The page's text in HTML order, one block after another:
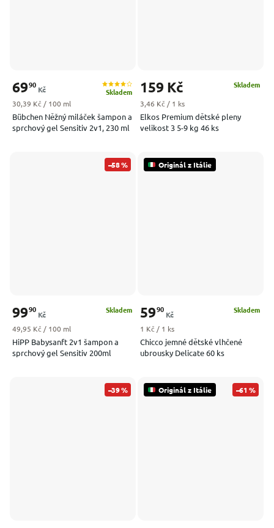
Bübchen Něžný miláček šampon a
sprchový gel Sensitiv 2v1, 230 ml
Skladem
6990
Kč
Měrná cena:
30,39 Kč / 100 ml
Elkos Premium dětské pleny
velikost 3 5-9 kg 46 ks
Skladem
159 Kč
Měrná cena:
3,46 Kč / 1 ks
–58 %
HiPP Babysanft 2v1 šampon a
sprchový gel Sensitiv 200ml
Skladem
9990
Kč
Měrná cena:
49,95 Kč / 100 ml
Originál z Itálie
Chicco jemné dětské vlhčené
ubrousky Delicate 60 ks
Skladem
5990
Kč
Měrná cena:
1 Kč / 1 ks
–39 % Originál z Itálie –61 %